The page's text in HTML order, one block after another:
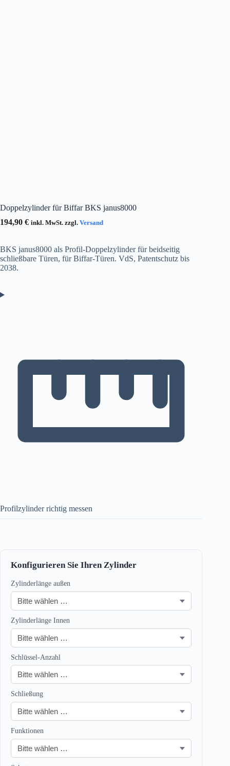
Doppelzylinder für Biffar BKS janus8000
194,90 € inkl. MwSt. zzgl. Versand
BKS janus8000 als Profil-Doppelzylinder für beidseitig
schließbare Türen, für Biffar-Türen. VdS, Patentschutz bis
2038.
Profilzylinder richtig messen
Konfigurieren Sie Ihren Zylinder
Zylinderlänge außen
Zylinderlänge Innen
Schlüssel-Anzahl
Schließung
Funktionen